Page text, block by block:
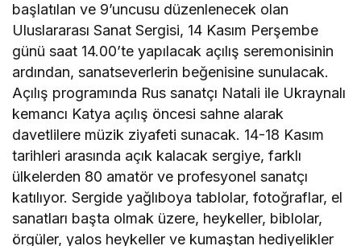
başlatılan ve 9’uncusu düzenlenecek olan
Uluslararası Sanat Sergisi, 14 Kasım Perşembe
günü saat 14.00’te yapılacak açılış seremonisinin
ardından, sanatseverlerin beğenisine sunulacak.
Açılış programında Rus sanatçı Natali ile Ukraynalı
kemancı Katya açılış öncesi sahne alarak
davetlilere müzik ziyafeti sunacak. 14-18 Kasım
tarihleri arasında açık kalacak sergiye, farklı
ülkelerden 80 amatör ve profesyonel sanatçı
katılıyor. Sergide yağlıboya tablolar, fotoğraflar, el
sanatları başta olmak üzere, heykeller, biblolar,
örgüler, yalos heykeller ve kumaştan hediyelikler